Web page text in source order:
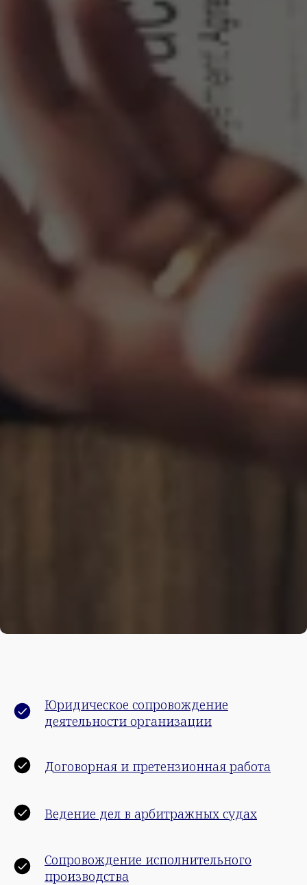
Юридическое сопровождение
деятельности организации
Договорная и претензионная работа
Ведение дел в арбитражных судах
Сопровождение исполнительного
производства